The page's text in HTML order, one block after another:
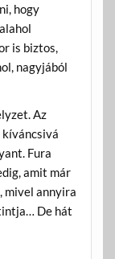
hogy
is biztos,
nagyjából
Az
Fura
amit már
mivel annyira
De hát